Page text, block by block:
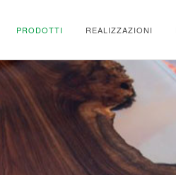
PRODOTTI REALIZZAZIONI